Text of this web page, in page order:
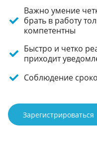
Важно умение
брать в работу
компетентны
Быстро и четко
приходит
Соблюдение
Зарегистрироваться